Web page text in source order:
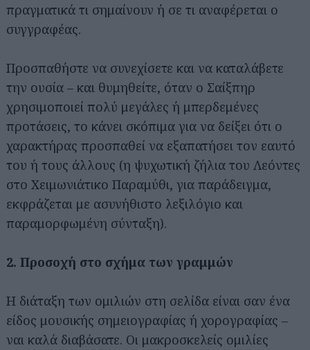
πραγματικά τι σημαίνουν ή σε τι αναφέρεται ο
συγγραφέας.
Προσπαθήστε να συνεχίσετε και να καταλάβετε
την ουσία – και θυμηθείτε, όταν ο Σαίξπηρ
χρησιμοποιεί πολύ μεγάλες ή μπερδεμένες
προτάσεις, το κάνει σκόπιμα για να δείξει ότι ο
χαρακτήρας προσπαθεί να εξαπατήσει τον εαυτό
του ή τους άλλους (η ψυχωτική ζήλια του Λεόντες
στο Χειμωνιάτικο Παραμύθι, για παράδειγμα,
εκφράζεται με ασυνήθιστο λεξιλόγιο και
παραμορφωμένη σύνταξη).
2. Προσοχή στο σχήμα των γραμμών
Η διάταξη των ομιλιών στη σελίδα είναι σαν ένα
είδος μουσικής σημειογραφίας ή χορογραφίας –
ναι καλά διαβάσατε. Οι μακροσκελείς ομιλίες